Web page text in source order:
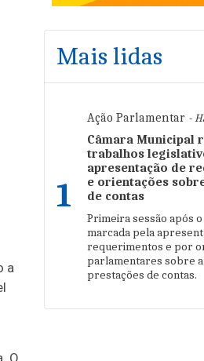
a
O
Mais lidas
1
Ação Parlamentar -
Câmara Municipal
trabalhos
apresentação de
e orientações
de contas
Primeira sessão após
marcada pela
requerimentos e por
parlamentares sobre
prestações de contas.